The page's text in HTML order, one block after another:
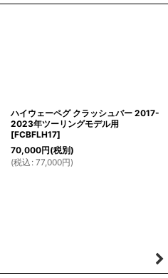
ハイウェーペグ クラッシュバー 2017-
2023年ツーリングモデル用
[FCBFLH17]
70,000円(税別)
(税込 : 77,000円)